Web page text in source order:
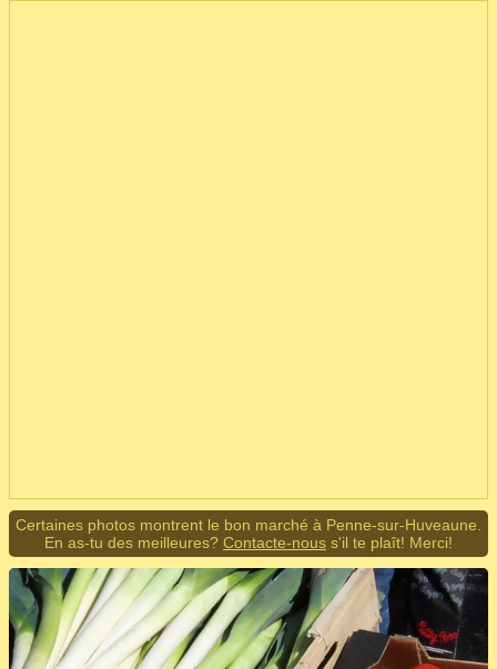
Certaines photos montrent le bon marché à Penne-sur-Huveaune.
En as-tu des meilleures? Contacte-nous s'il te plaît! Merci!